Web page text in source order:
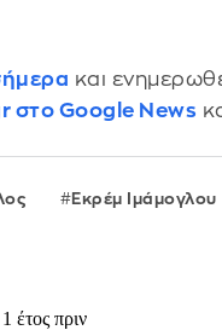
και
στο Google News
Εκρέμ Ιμάμογλου